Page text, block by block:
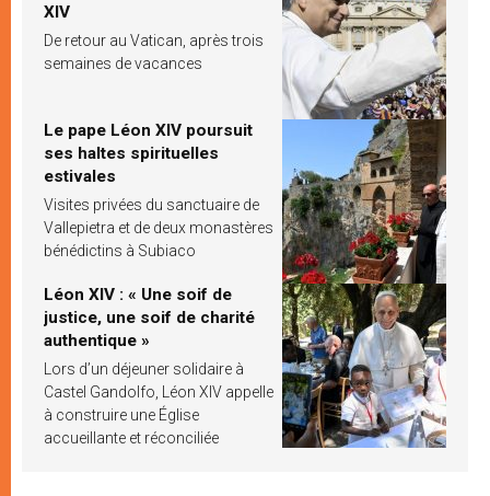
XIV
De retour au Vatican, après trois
semaines de vacances
Le pape Léon XIV poursuit
ses haltes spirituelles
estivales
Visites privées du sanctuaire de
Vallepietra et de deux monastères
bénédictins à Subiaco
Léon XIV : « Une soif de
justice, une soif de charité
authentique »
Lors d’un déjeuner solidaire à
Castel Gandolfo, Léon XIV appelle
à construire une Église
accueillante et réconciliée